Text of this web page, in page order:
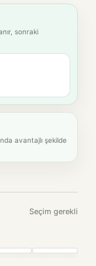
sonraki
avantajlı şekilde
Seçim gerekli